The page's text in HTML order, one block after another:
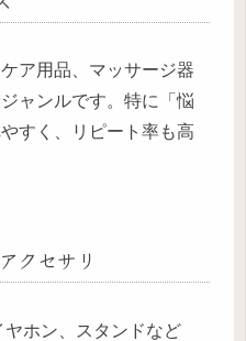
ア用品、マッサージ器
ャンルです。特に「悩
すく、リピート率も高
クセサリ
ホン、スタンドなど